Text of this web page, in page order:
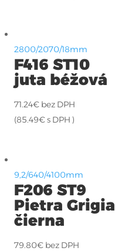
2800/2070/18mm
F416 ST10
juta béžová
71.24€ bez DPH
(85.49€s DPH )
9,2/640/4100mm
F206 ST9
Pietra Grigia
čierna
79.80€ bez DPH